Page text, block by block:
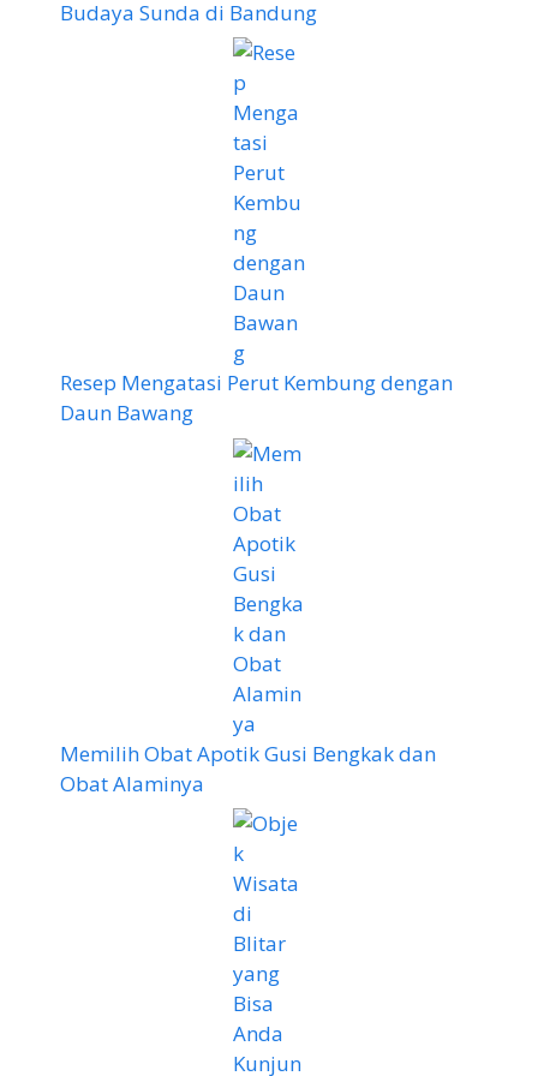
Budaya Sunda di Bandung
Resep Mengatasi Perut Kembung dengan
Daun Bawang
Memilih Obat Apotik Gusi Bengkak dan
Obat Alaminya